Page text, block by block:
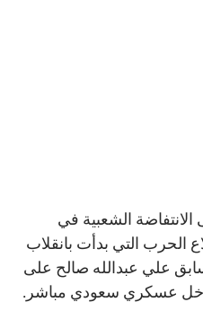
الشعبية في
الحرب التي بدأت بانقلاب
علي عبدالله صالح على
عسكري سعودي مباشر.